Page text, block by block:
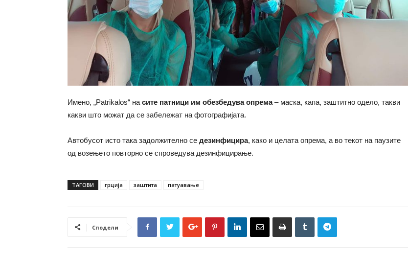
Имено, „Patrikalos“ на сите патници им обезбедува опрема– маска, капа, заштитно одело, такви
какви што можат да се забележат на фотографијата.
Автобусот исто така задолжително се дезинфицира, како и целата опрема, а во текот на паузите
од возењето повторно се спроведува дезинфицирање.
ТАГОВИ грција заштита патуавање
Сподели